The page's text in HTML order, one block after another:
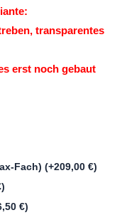
transparentes
erst noch gebaut
Fach) (+209,00 €)
)
€)